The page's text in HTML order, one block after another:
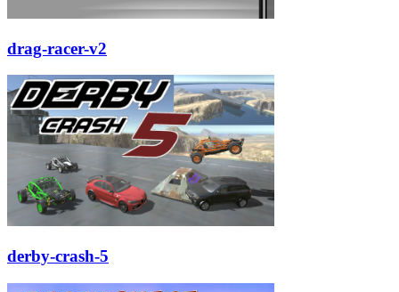
drag-racer-v2
derby-crash-5